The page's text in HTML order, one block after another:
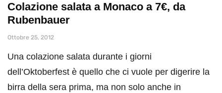
Colazione salata a Monaco a 7€, da
Rubenbauer
Ottobre 25, 2012
Una colazione salata durante i giorni
dell’Oktoberfest è quello che ci vuole per digerire la
birra della sera prima, ma non solo anche in